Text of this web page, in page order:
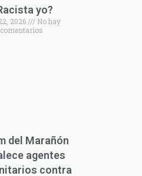
yo?
2026
No hay
comentarios
del Marañón
agentes
contra